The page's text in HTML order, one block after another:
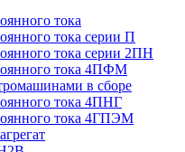
тока
тока серии П
тока серии 2ПН
тока 4ПФМ
в сборе
тока 4ПНГ
тока 4ГПЭМ